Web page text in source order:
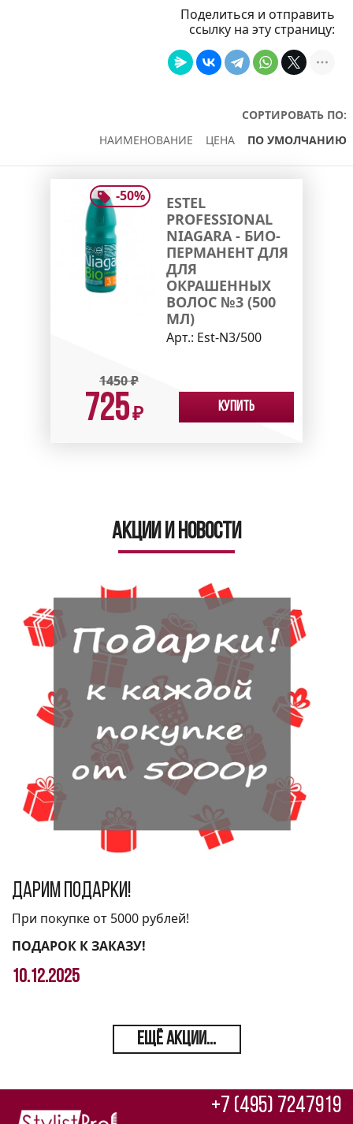
Поделиться и отправить
ссылку на эту страницу:
СОРТИРОВАТЬ ПО:
НАИМЕНОВАНИЕ
ЦЕНА ПО УМОЛЧАНИЮ
-50%
ESTEL
PROFESSIONAL
NIAGARA - БИО-
ПЕРМАНЕНТ ДЛЯ
ДЛЯ
ОКРАШЕННЫХ
ВОЛОС №3 (500
МЛ)
Арт.: Est-N3/500
1450₽
725₽ Купить
Акции и новости
Дарим подарки!
При покупке от 5000 рублей!
ПОДАРОК К ЗАКАЗУ!
10.12.2025
ЕЩЁ АКЦИИ...
+7 (495) 7247919